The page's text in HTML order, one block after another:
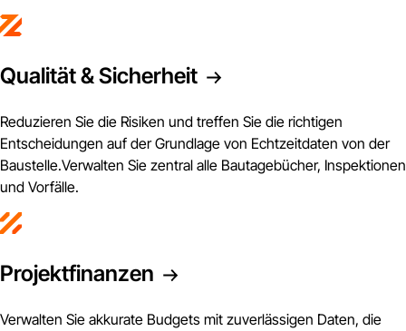
Qualität & Sicherheit
Reduzieren Sie die Risiken und treffen Sie die richtigen
Entscheidungen auf der Grundlage von Echtzeitdaten von der
Baustelle.Verwalten Sie zentral alle Bautagebücher, Inspektionen
und Vorfälle.
Projektfinanzen
Verwalten Sie akkurate Budgets mit zuverlässigen Daten, die